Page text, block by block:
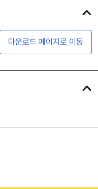
다운로드 페이지로 이동